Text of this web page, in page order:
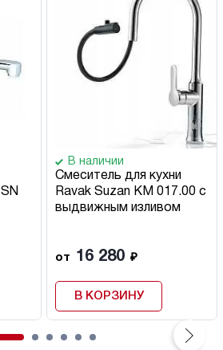
В наличии
Смеситель для кухни
Ravak Suzan KM 017.00 с
выдвижным изливом
от 16 280 ₽
В КОРЗИНУ